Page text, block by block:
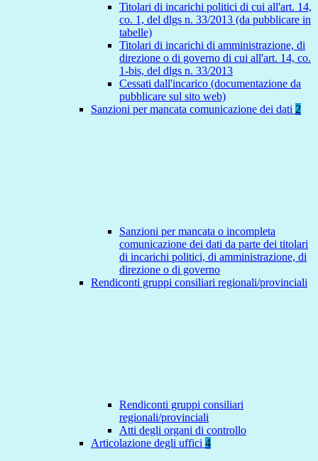
Titolari di incarichi politici di cui all'art. 14,
co. 1, del dlgs n. 33/2013 (da pubblicare in
tabelle)
Titolari di incarichi di amministrazione, di
direzione o di governo di cui all'art. 14, co.
1-bis, del dlgs n. 33/2013
Cessati dall'incarico (documentazione da
pubblicare sul sito web)
Sanzioni per mancata comunicazione dei dati 2
Sanzioni per mancata o incompleta
comunicazione dei dati da parte dei titolari
di incarichi politici, di amministrazione, di
direzione o di governo
Rendiconti gruppi consiliari regionali/provinciali
Rendiconti gruppi consiliari
regionali/provinciali
Atti degli organi di controllo
Articolazione degli uffici 4